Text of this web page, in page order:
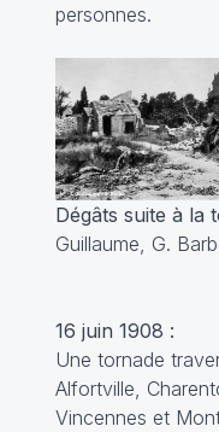
personnes.
Dégâts suite à la
Guillaume, G.
16 juin 1908 :
Une tornade
Alfortville,
Vincennes et